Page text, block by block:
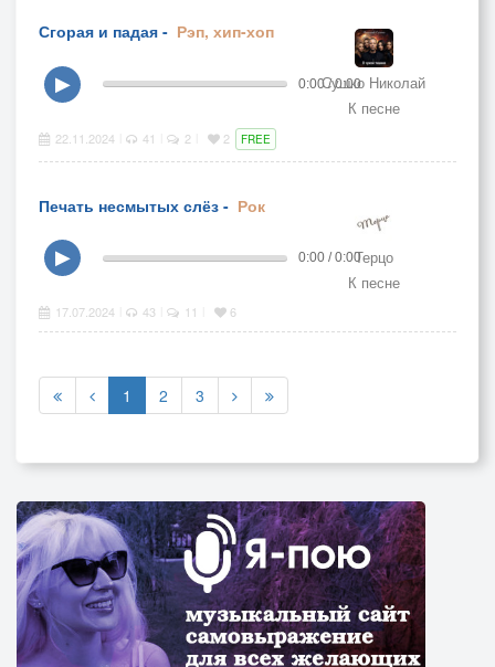
Сгорая и падая - Рэп, хип-хоп
Сушко Николай
К песне
▶ 0:00 / 0:00
22.11.2024 41 2 2 FREE
Печать несмытых слёз - Рок
Терцо
К песне
▶ 0:00 / 0:00
17.07.2024 43 11 6
1 2 3